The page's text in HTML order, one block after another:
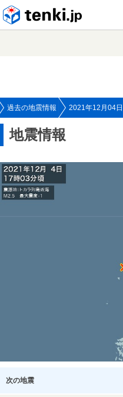
過去の地震情報 2021年12月04日
地震情報
次の地震